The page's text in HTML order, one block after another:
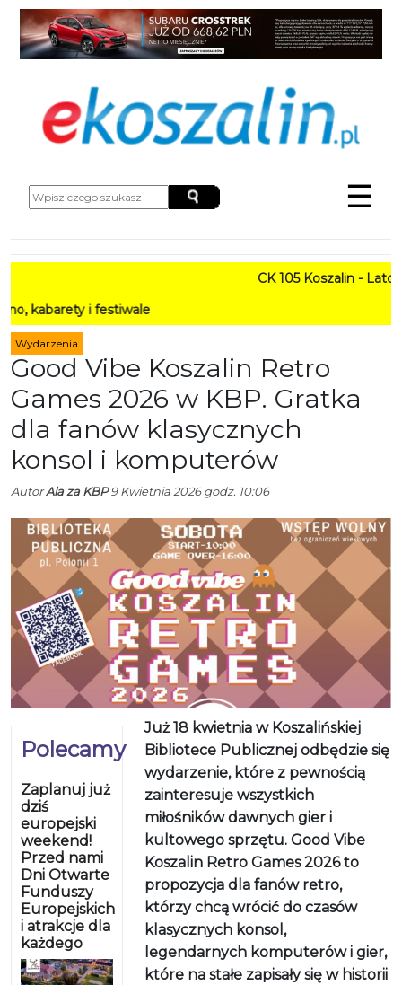
☰
CK 105 Koszalin - Lato w
i festiwale
Wydarzenia
Good Vibe Koszalin Retro
Games 2026 w KBP. Gratka
dla fanów klasycznych
konsol i komputerów
AutorAla za KBP9 Kwietnia 2026 godz. 10:06
Polecamy
Zaplanuj już
dziś
europejski
weekend!
Przed nami
Dni Otwarte
Funduszy
Europejskich
i atrakcje dla
każdego
Już 18 kwietnia w Koszalińskiej
Bibliotece Publicznej odbędzie się
wydarzenie, które z pewnością
zainteresuje wszystkich
miłośników dawnych gier i
kultowego sprzętu. Good Vibe
Koszalin Retro Games 2026 to
propozycja dla fanów retro,
którzy chcą wrócić do czasów
klasycznych konsol,
legendarnych komputerów i gier,
które na stałe zapisały się w historii